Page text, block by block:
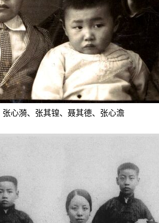
张心漪、张其锽、聂其德、张心澹